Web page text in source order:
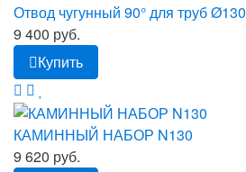
Отвод чугунный 90° для труб Ø130
9 400 руб.
Купить
КАМИННЫЙ НАБОР N130
9 620 руб.